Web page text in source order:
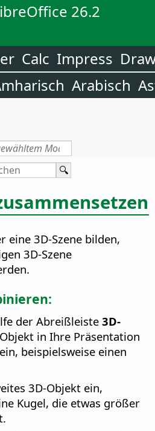
26.2
Calc Impress
Arabisch
eine 3D-Szene bilden,
3D-Szene
der Abreißleiste 3D-
in Ihre Präsentation
beispielsweise einen
3D-Objekt ein,
Kugel, die etwas größer